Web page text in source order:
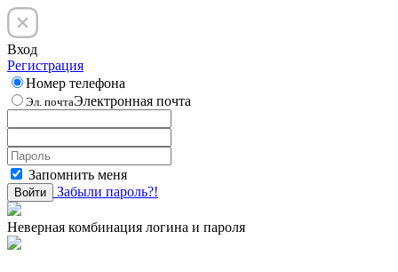
Вход
Регистрация
Номер телефона
Эл. почтаЭлектронная почта
Запомнить меня
Войти Забыли пароль?!
Неверная комбинация логина и пароля